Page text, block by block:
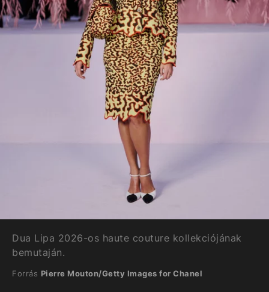
Dua Lipa 2026-os haute couture kollekciójának
bemutaján.
Forrás Pierre Mouton/Getty Images for Chanel